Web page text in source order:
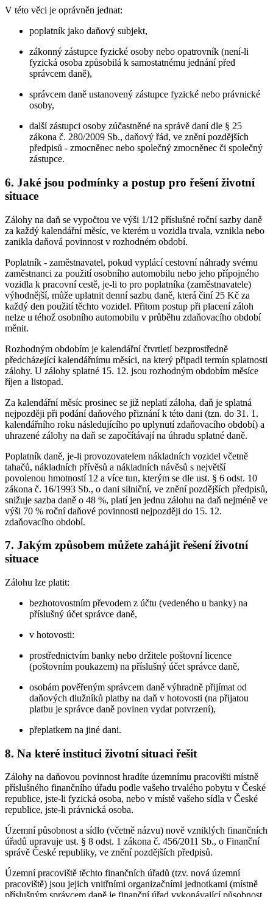
V této věci je oprávněn jednat:
poplatník jako daňový subjekt,
zákonný zástupce fyzické osoby nebo opatrovník (není-li
fyzická osoba způsobilá k samostatnému jednání před
správcem daně),
správcem daně ustanovený zástupce fyzické nebo právnické
osoby,
další zástupci osoby zúčastněné na správě daní dle § 25
zákona č. 280/2009 Sb., daňový řád, ve znění pozdějších
předpisů - zmocněnec nebo společný zmocněnec či společný
zástupce.
6. Jaké jsou podmínky a postup pro řešení životní
situace
Zálohy na daň se vypočtou ve výši 1/12 příslušné roční sazby daně
za každý kalendářní měsíc, ve kterém u vozidla trvala, vznikla nebo
zanikla daňová povinnost v rozhodném období.
Poplatník - zaměstnavatel, pokud vyplácí cestovní náhrady svému
zaměstnanci za použití osobního automobilu nebo jeho přípojného
vozidla k pracovní cestě, je-li to pro poplatníka (zaměstnavatele)
výhodnější, může uplatnit denní sazbu daně, která činí 25 Kč za
každý den použití těchto vozidel. Přitom postup při placení záloh
nelze u téhož osobního automobilu v průběhu zdaňovacího období
měnit.
Rozhodným obdobím je kalendářní čtvrtletí bezprostředně
předcházející kalendářnímu měsíci, na který připadl termín splatnosti
zálohy. U zálohy splatné 15. 12. jsou rozhodným obdobím měsíce
říjen a listopad.
Za kalendářní měsíc prosinec se již neplatí záloha, daň je splatná
nejpozději při podání daňového přiznání k této dani (tzn. do 31. 1.
kalendářního roku následujícího po uplynutí zdaňovacího období) a
uhrazené zálohy na daň se započítávají na úhradu splatné daně.
Poplatník daně, je-li provozovatelem nákladních vozidel včetně
tahačů, nákladních přívěsů a nákladních návěsů s největší
povolenou hmotností 12 a více tun, kterým se dle ust. § 6 odst. 10
zákona č. 16/1993 Sb., o dani silniční, ve znění pozdějších předpisů,
snižuje sazba daně o 48 %, platí jen jednu zálohu na daň nejméně ve
výši 70 % roční daňové povinnosti nejpozději do 15. 12.
zdaňovacího období.
7. Jakým způsobem můžete zahájit řešení životní
situace
Zálohu lze platit:
bezhotovostním převodem z účtu (vedeného u banky) na
příslušný účet správce daně,
v hotovosti:
prostřednictvím banky nebo držitele poštovní licence
(poštovním poukazem) na příslušný účet správce daně,
osobám pověřeným správcem daně výhradně přijímat od
daňových dlužníků platby na daň v hotovosti (na přijatou
platbu je správce daně povinen vydat potvrzení),
přeplatkem na jiné dani.
8. Na které instituci životní situaci řešit
Zálohy na daňovou povinnost hradíte územnímu pracovišti místně
příslušného finančního úřadu podle vašeho trvalého pobytu v České
republice, jste-li fyzická osoba, nebo v místě vašeho sídla v České
republice, jste-li právnická osoba.
Územní působnost a sídlo (včetně názvu) nově vzniklých finančních
úřadů upravuje ust. § 8 odst. 1 zákona č. 456/2011 Sb., o Finanční
správě České republiky, ve znění pozdějších předpisů.
Územní pracoviště těchto finančních úřadů (tzv. nová územní
pracoviště) jsou jejich vnitřními organizačními jednotkami (místně